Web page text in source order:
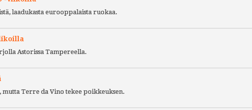
laadukasta eurooppalaista ruokaa.
Astorissa Tampereella.
Terre da Vino tekee poikkeuksen.